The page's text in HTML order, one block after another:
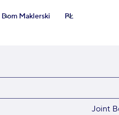
Dom Maklerski PL
Joint